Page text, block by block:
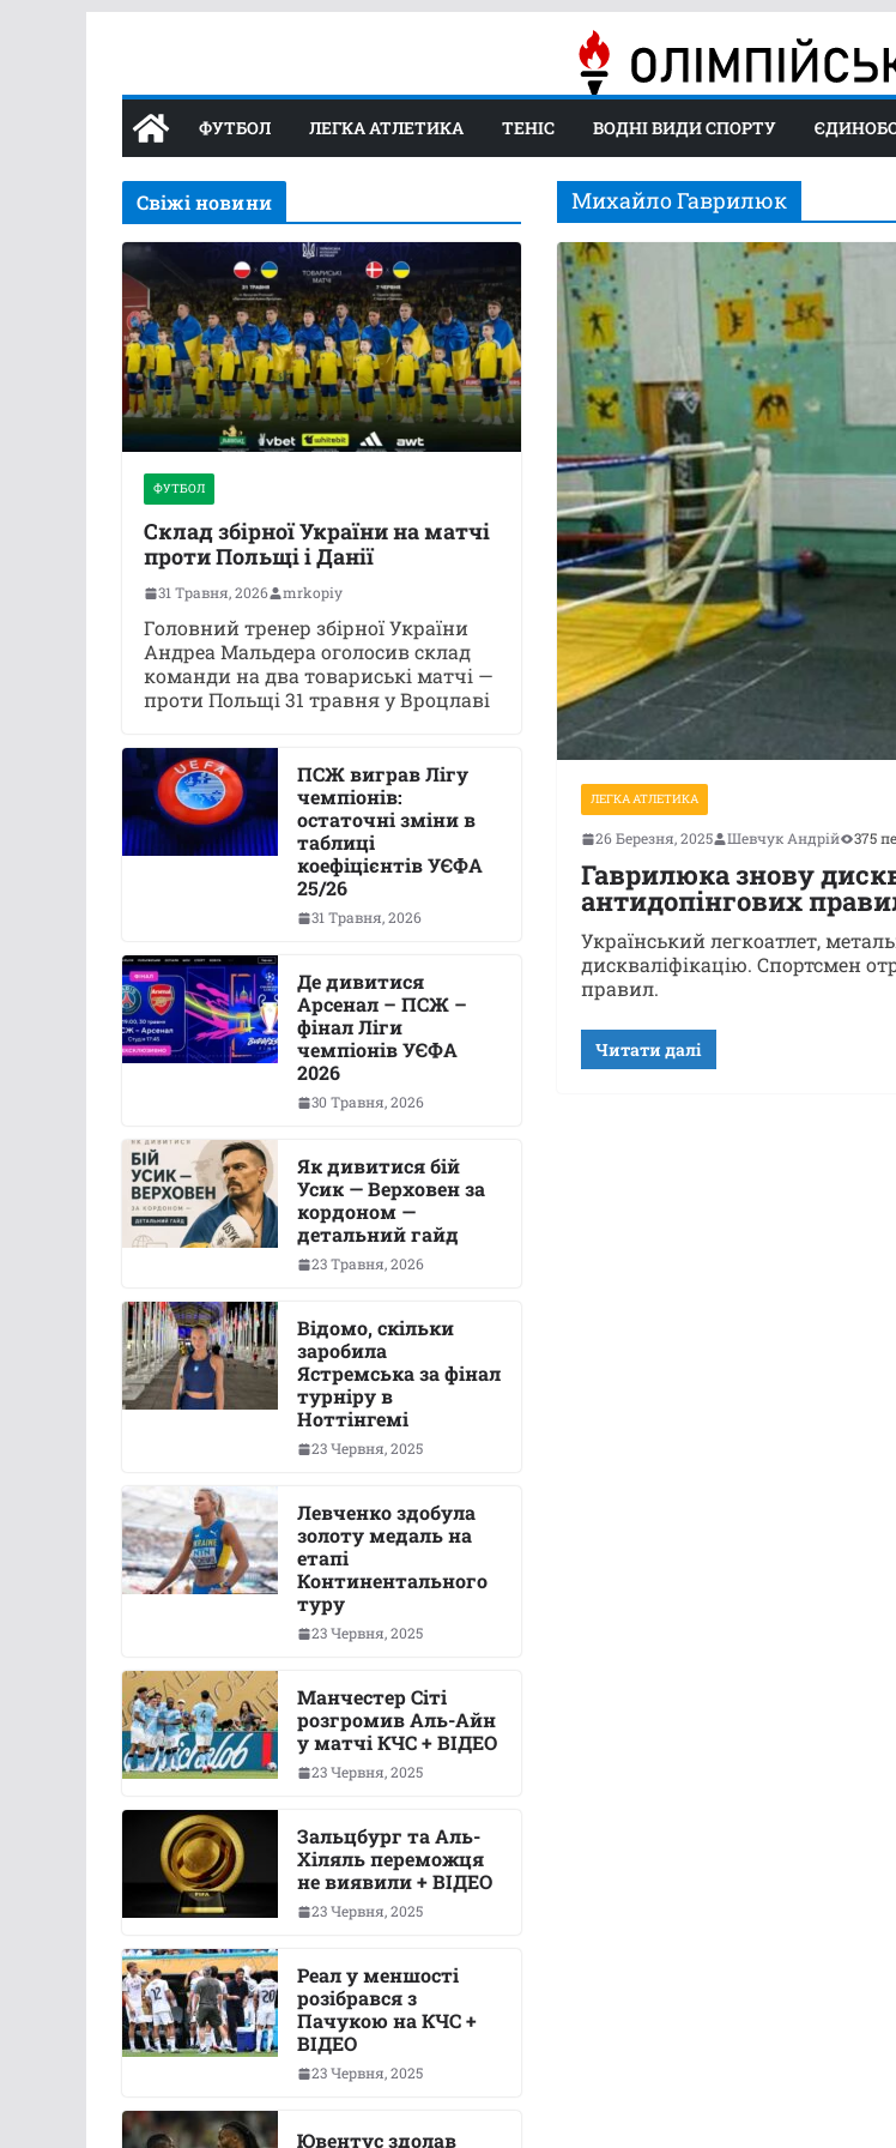
ФУТБОЛ ЛЕГКА АТЛЕТИКА ТЕНІС ВОДНІ ВИДИ СПОРТУ
Михайло Гаврилюк
ЛЕГКА АТЛЕТИКА
26 Березня, 2025 Шевчук Андрій 375
Гаврилюка знову
антидопінгових
Український легкоатлет,
дискваліфікацію. Спортсмен
правил.
Читати далі
Свіжі новини
ФУТБОЛ
Склад збірної України на матчі
проти Польщі і Данії
31 Травня, 2026 mrkopiy
Головний тренер збірної України
Андреа Мальдера оголосив склад
команди на два товариські матчі —
проти Польщі 31 травня у Вроцлаві
ПСЖ виграв Лігу
чемпіонів:
остаточні зміни в
таблиці
коефіцієнтів УЄФА
25/26
31 Травня, 2026
Де дивитися
Арсенал – ПСЖ –
фінал Ліги
чемпіонів УЄФА
2026
30 Травня, 2026
Як дивитися бій
Усик — Верховен за
кордоном —
детальний гайд
23 Травня, 2026
Відомо, скільки
заробила
Ястремська за фінал
турніру в
Ноттінгемі
23 Червня, 2025
Левченко здобула
золоту медаль на
етапі
Континентального
туру
23 Червня, 2025
Манчестер Сіті
розгромив Аль-Айн
у матчі КЧС + ВІДЕО
23 Червня, 2025
Зальцбург та Аль-
Хіляль переможця
не виявили + ВІДЕО
23 Червня, 2025
Реал у меншості
розібрався з
Пачукою на КЧС +
ВІДЕО
23 Червня, 2025
Ювентус здолав